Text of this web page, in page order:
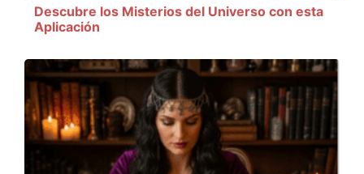
Descubre los Misterios del Universo con esta
Aplicación